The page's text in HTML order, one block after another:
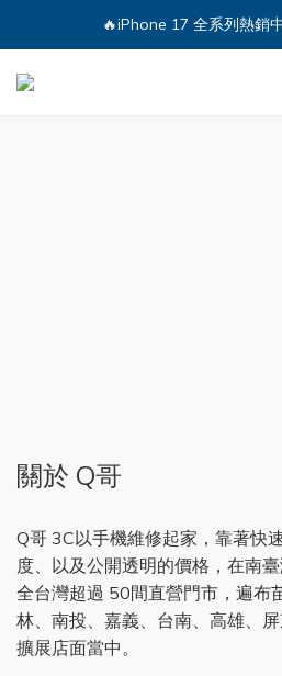
🔥iPhone 17 全系列熱銷
🔥iPhone 17 全系列熱銷
💕加入Q哥 Line 新好友
關於 Q哥
Q哥 3C以手機維修起家，靠著快
度、以及公開透明的價格，在南
全台灣超過 50間直營門市，遍布
林、南投、嘉義、台南、高雄、
擴展店面當中。